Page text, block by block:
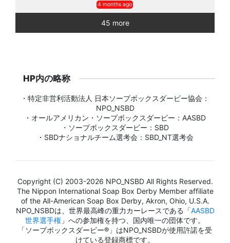
4 months ago
45 more
HP内の略称
・特定非営利活動法人 日本ソープボックスダービー協会：
NPO_NSBD
・オールアメリカン・ソープボックスダービー：AASBD
・ソープボックスダービー：SBD
・SBDナショナルチーム選考会：SBD_NT選考会
Copyright (C) 2003-2026 NPO_NSBD All Rights Reserved.
The Nippon International Soap Box Derby Member affiliate
of the All-American Soap Box Derby, Akron, Ohio, U.S.A.
NPO_NSBDは、世界最高峰の重力カーレースである「AASBD
世界選手権 」への参加権を持つ、国内唯一の団体です。
「ソープボックスダービー®」はNPO_NSBDが使用許諾を受
けている登録商標です。